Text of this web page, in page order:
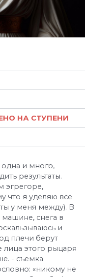
НА СТУПЕНИ
и много,
результаты.
эгрегоре,
что я уделяю все
у меня между). В
снега в
и
плечи берут
этого рыцаря
- съемка
«никому не